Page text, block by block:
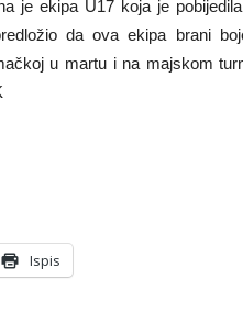
je ekipa U17 koja je
da ova ekipa brani
u martu i na majskom
Ispis